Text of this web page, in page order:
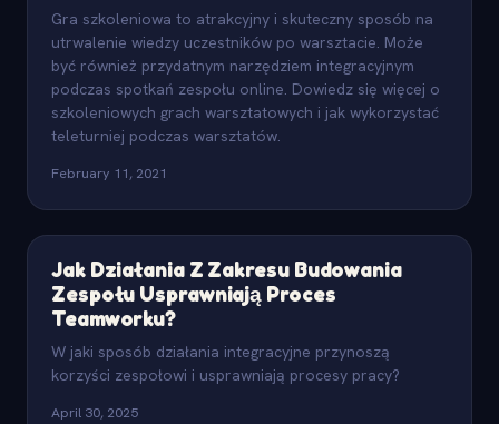
Gra szkoleniowa to atrakcyjny i skuteczny sposób na
utrwalenie wiedzy uczestników po warsztacie. Może
być również przydatnym narzędziem integracyjnym
podczas spotkań zespołu online. Dowiedz się więcej o
szkoleniowych grach warsztatowych i jak wykorzystać
teleturniej podczas warsztatów.
February 11, 2021
Jak Działania Z Zakresu Budowania
Zespołu Usprawniają Proces
Teamworku?
W jaki sposób działania integracyjne przynoszą
korzyści zespołowi i usprawniają procesy pracy?
April 30, 2025